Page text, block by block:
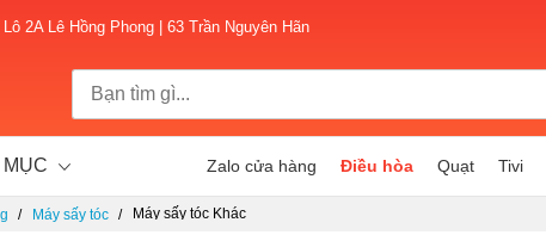
2A Lê Hồng Phong | 63 Trần Nguyên Hãn
Zalo cửa hàng Điều hòa Quạt Tivi
Máy sấy tóc Máy sấy tóc Khác